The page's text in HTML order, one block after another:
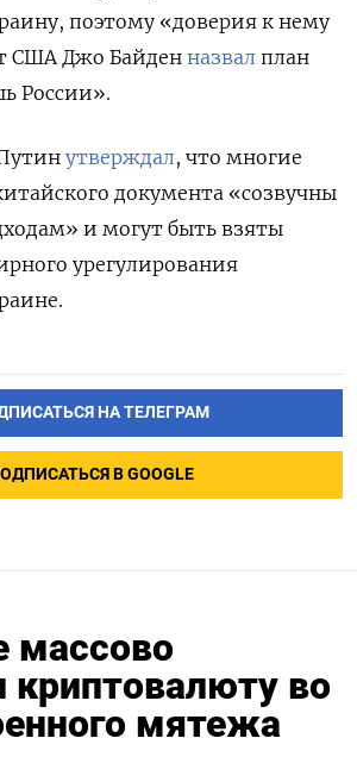
поэтому «доверия к нему
США Джо Байден назвал план
России».
утверждал, что многие
документа «созвучны
и могут быть взяты
урегулирования
НА ТЕЛЕГРАМ
В GOOGLE
массово
криптовалюту во
мятежа